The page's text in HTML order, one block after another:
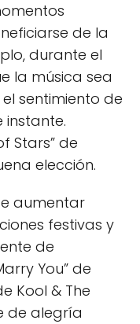
de la
durante el
la música sea
sentimiento de
Stars” de
elección.
aumentar
festivas y
de
You” de
Kool & The
de alegría